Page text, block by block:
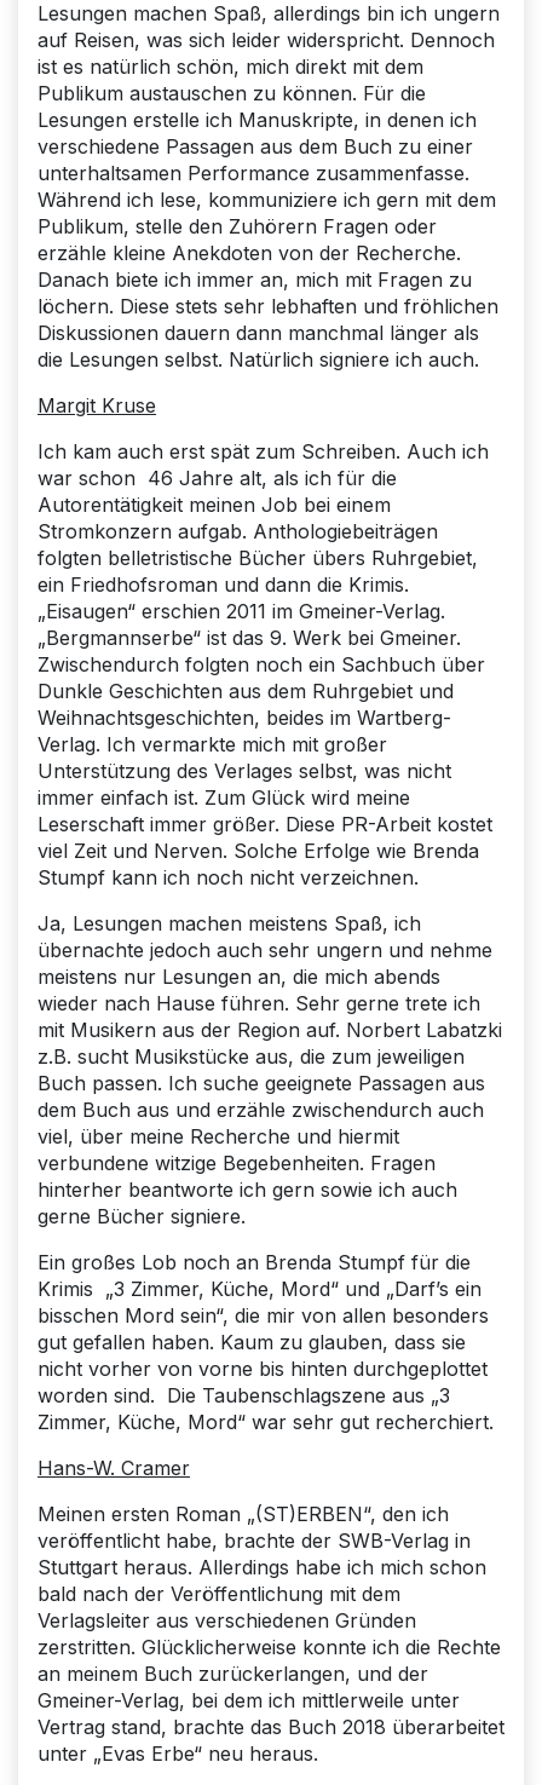
Lesungen machen Spaß, allerdings bin ich ungern
auf Reisen, was sich leider widerspricht. Dennoch
ist es natürlich schön, mich direkt mit dem
Publikum austauschen zu können. Für die
Lesungen erstelle ich Manuskripte, in denen ich
verschiedene Passagen aus dem Buch zu einer
unterhaltsamen Performance zusammenfasse.
Während ich lese, kommuniziere ich gern mit dem
Publikum, stelle den Zuhörern Fragen oder
erzähle kleine Anekdoten von der Recherche.
Danach biete ich immer an, mich mit Fragen zu
löchern. Diese stets sehr lebhaften und fröhlichen
Diskussionen dauern dann manchmal länger als
die Lesungen selbst. Natürlich signiere ich auch.
Margit Kruse
Ich kam auch erst spät zum Schreiben. Auch ich
war schon 46 Jahre alt, als ich für die
Autorentätigkeit meinen Job bei einem
Stromkonzern aufgab. Anthologiebeiträgen
folgten belletristische Bücher übers Ruhrgebiet,
ein Friedhofsroman und dann die Krimis.
„Eisaugen“ erschien 2011 im Gmeiner-Verlag.
„Bergmannserbe“ ist das 9. Werk bei Gmeiner.
Zwischendurch folgten noch ein Sachbuch über
Dunkle Geschichten aus dem Ruhrgebiet und
Weihnachtsgeschichten, beides im Wartberg-
Verlag. Ich vermarkte mich mit großer
Unterstützung des Verlages selbst, was nicht
immer einfach ist. Zum Glück wird meine
Leserschaft immer größer. Diese PR-Arbeit kostet
viel Zeit und Nerven. Solche Erfolge wie Brenda
Stumpf kann ich noch nicht verzeichnen.
Ja, Lesungen machen meistens Spaß, ich
übernachte jedoch auch sehr ungern und nehme
meistens nur Lesungen an, die mich abends
wieder nach Hause führen. Sehr gerne trete ich
mit Musikern aus der Region auf. Norbert Labatzki
z.B. sucht Musikstücke aus, die zum jeweiligen
Buch passen. Ich suche geeignete Passagen aus
dem Buch aus und erzähle zwischendurch auch
viel, über meine Recherche und hiermit
verbundene witzige Begebenheiten. Fragen
hinterher beantworte ich gern sowie ich auch
gerne Bücher signiere.
Ein großes Lob noch an Brenda Stumpf für die
Krimis „3 Zimmer, Küche, Mord“ und „Darf’s ein
bisschen Mord sein“, die mir von allen besonders
gut gefallen haben. Kaum zu glauben, dass sie
nicht vorher von vorne bis hinten durchgeplottet
worden sind. Die Taubenschlagszene aus „3
Zimmer, Küche, Mord“ war sehr gut recherchiert.
Hans-W. Cramer
Meinen ersten Roman „(ST)ERBEN“, den ich
veröffentlicht habe, brachte der SWB-Verlag in
Stuttgart heraus. Allerdings habe ich mich schon
bald nach der Veröffentlichung mit dem
Verlagsleiter aus verschiedenen Gründen
zerstritten. Glücklicherweise konnte ich die Rechte
an meinem Buch zurückerlangen, und der
Gmeiner-Verlag, bei dem ich mittlerweile unter
Vertrag stand, brachte das Buch 2018 überarbeitet
unter „Evas Erbe“ neu heraus.